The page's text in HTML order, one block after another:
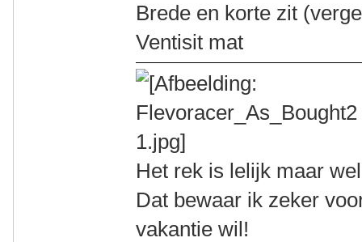
Brede en korte zit
Ventisit mat
Het rek is lelijk maar
Dat bewaar ik zeker
vakantie wil!